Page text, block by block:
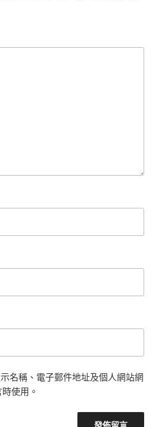
名稱、電子郵件地址及個人網站網
使用。